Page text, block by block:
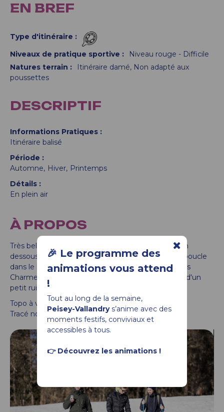
🎉 Le programme des
animations vous attend
!
Tout au long de la semaine,
Peisey-Vallandrys’anime avec des
moments festifs, conviviaux et
accessibles à tous.
👉 Découvrez les animations !
EN BREF
Type d'itinéraire :
Niveaux de pratique sportive :
Niveau rouge - Difficile
Natures terrain : Itinéraire damé Non adapté aux
poussettes
DESCRIPTIF
Informations Pratiques
Itinéraire balisé
Période
Automne
Hiver Printemps
Détails
En plein air
À PROPOS
Très belle randonnée dans les bois des hameaux en
dessous de la station de Peisey-Vallandry. Grande boucle
dans le bois pour découvrir les hameaux comme les
Charmettes ainsi que la petite Chail et à proximité d'un
petit ruisseau dans un cadre enneigé
Topo à venir
Tracé non damé et balisé